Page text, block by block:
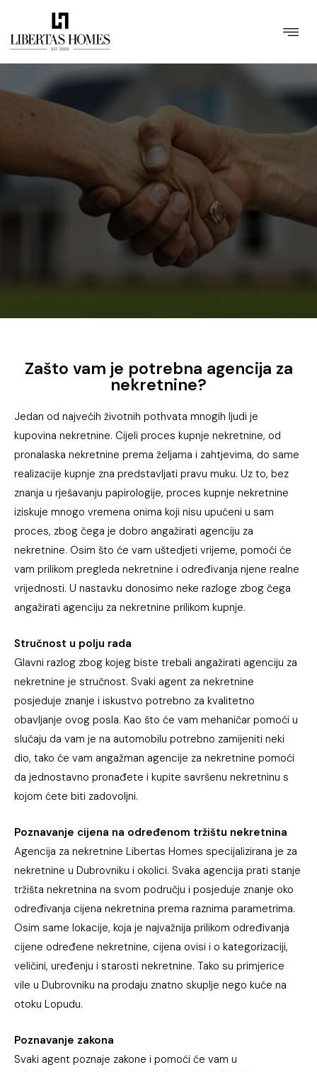
Zašto vam je potrebna agencija za
nekretnine?
Jedan od najvećih životnih pothvata mnogih ljudi je
kupovina nekretnine. Cijeli proces kupnje nekretnine, od
pronalaska nekretnine prema željama i zahtjevima, do same
realizacije kupnje zna predstavljati pravu muku. Uz to, bez
znanja u rješavanju papirologije, proces kupnje nekretnine
iziskuje mnogo vremena onima koji nisu upućeni u sam
proces, zbog čega je dobro angažirati agenciju za
nekretnine. Osim što će vam uštedjeti vrijeme, pomoći će
vam prilikom pregleda nekretnine i određivanja njene realne
vrijednosti. U nastavku donosimo neke razloge zbog čega
angažirati agenciju za nekretnine prilikom kupnje.
Stručnost u polju rada
Glavni razlog zbog kojeg biste trebali angažirati agenciju za
nekretnine je stručnost. Svaki agent za nekretnine
posjeduje znanje i iskustvo potrebno za kvalitetno
obavljanje ovog posla. Kao što će vam mehaničar pomoći u
slučaju da vam je na automobilu potrebno zamijeniti neki
dio, tako će vam angažman agencije za nekretnine pomoći
da jednostavno pronađete i kupite savršenu nekretninu s
kojom ćete biti zadovoljni.
Poznavanje cijena na određenom tržištu nekretnina
Agencija za nekretnine Libertas Homes specijalizirana je za
nekretnine u Dubrovniku i okolici. Svaka agencija prati stanje
tržišta nekretnina na svom području i posjeduje znanje oko
određivanja cijena nekretnina prema raznima parametrima.
Osim same lokacije, koja je najvažnija prilikom određivanja
cijene određene nekretnine, cijena ovisi i o kategorizaciji,
veličini, uređenju i starosti nekretnine. Tako su primjerice
vile u Dubrovniku na prodaju znatno skuplje nego kuće na
otoku Lopudu.
Poznavanje zakona
Svaki agent poznaje zakone i pomoći će vam u